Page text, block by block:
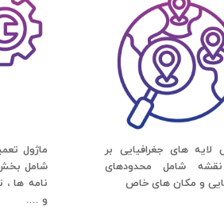
لایه های جغرافیایی بر
شامل محدودهای
و مکان های خاص
ماژول
شامل بخش
نامه ها ،
و ….